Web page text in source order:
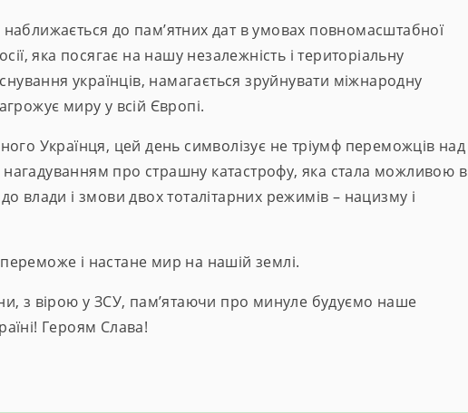
до пам’ятних дат в умовах повномасштабної
яка посягає на нашу незалежність і територіальну
українців, намагається зруйнувати міжнародну
миру у всій Європі.
Українця, цей день символізує не тріумф переможців над
про страшну катастрофу, яка стала можливою в
влади і змови двох тоталітарних режимів – нацизму і
і настане мир на нашій землі.
з вірою у ЗСУ, пам’ятаючи про минуле будуємо наше
Героям Слава!